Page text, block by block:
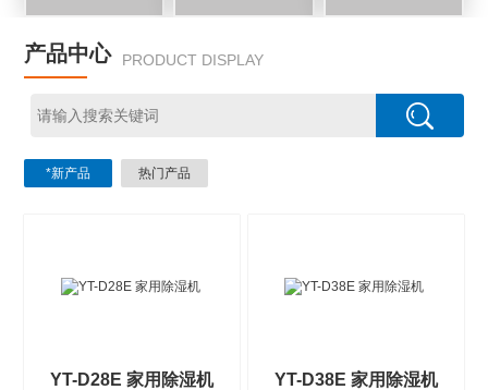
产品中心 PRODUCT DISPLAY
*新产品 热门产品
YT-D28E 家用除湿机 YT-D38E 家用除湿机